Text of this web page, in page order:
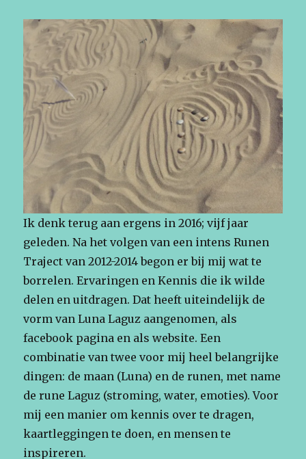
Ik denk terug aan ergens in 2016; vijf jaar
geleden. Na het volgen van een intens Runen
Traject van 2012-2014 begon er bij mij wat te
borrelen. Ervaringen en Kennis die ik wilde
delen en uitdragen. Dat heeft uiteindelijk de
vorm van Luna Laguz aangenomen, als
facebook pagina en als website. Een
combinatie van twee voor mij heel belangrijke
dingen: de maan (Luna) en de runen, met name
de rune Laguz (stroming, water, emoties). Voor
mij een manier om kennis over te dragen,
kaartleggingen te doen, en mensen te
inspireren.